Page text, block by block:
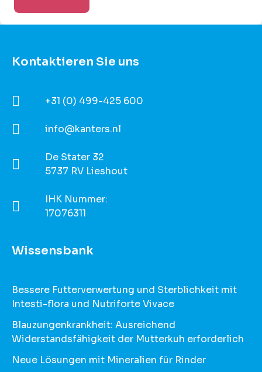
Kontaktieren Sie uns
+31 (0) 499-425 600
info@kanters.nl
De Stater 32
5737 RV Lieshout
IHK Nummer:
17076311
Wissensbank
Bessere Futterverwertung und Sterblichkeit mit
Intesti-flora und Nutriforte Vivace
Blauzungenkrankheit: Ausreichend
Widerstandsfähigkeit der Mutterkuh erforderlich
Neue Lösungen mit Mineralien für Rinder